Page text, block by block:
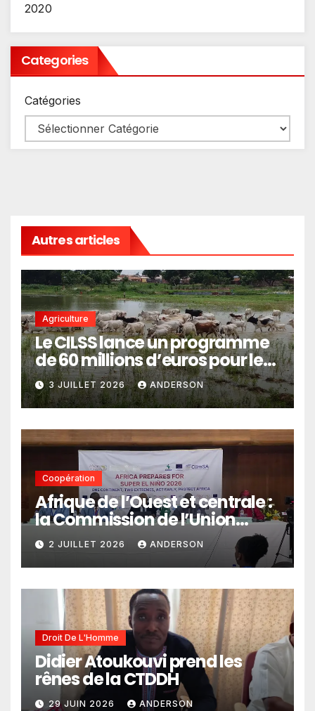
2020
Categories
Catégories
Autres articles
Agriculture
Le CILSS lance un programme
de 60 millions d’euros pour le
pastoralisme
3 JUILLET 2026 ANDERSON
Coopération
Afrique de l’Ouest et centrale :
la Commission de l’Union
africaine veut renforcer
l’intégration des services
climatiques dans les
politiques publiques
2 JUILLET 2026 ANDERSON
Droit De L'Homme
Didier Atoukouvi prend les
rênes de la CTDDH
29 JUIN 2026 ANDERSON